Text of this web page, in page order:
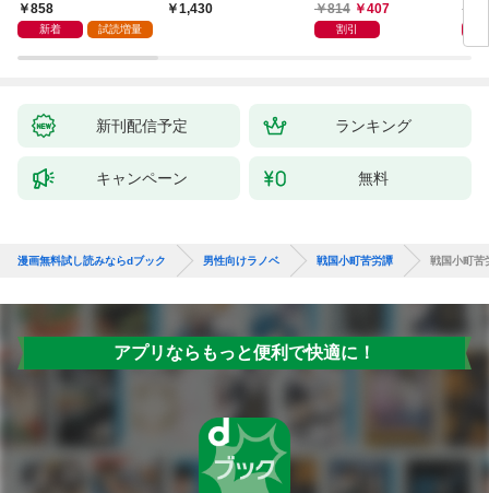
と全部シてほしい【電
子ＳＳ特典付き】
858
新着 試読増量
外楽しい領地改革〜
1,430
通い妻になって関係を
迫ってくる。
814 407
割引
新刊配信予定 ランキング
キャンペーン 無料
漫画無料試し読みならdブック 男性向けラノベ 戦国小町苦労譚 戦国小町
アプリならもっと便利で快適に！